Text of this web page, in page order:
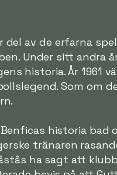
av de erfarna
Under sitt andra
historia. År 1961
Som om
historia bad
tränaren
ha sagt att